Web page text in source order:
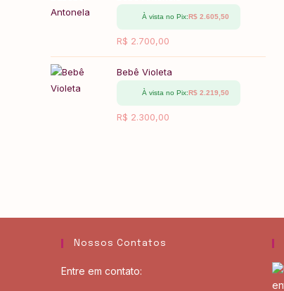
À vista no Pix:R$ 2.605,50
R$ 2.700,00
Bebê Violeta
À vista no Pix:R$ 2.219,50
R$ 2.300,00
Nossos Contatos
Entre em contato: